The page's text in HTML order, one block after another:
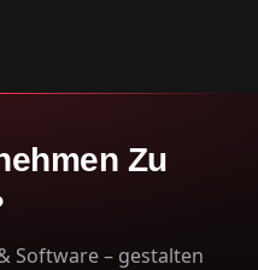
Zu
Software – gestalten